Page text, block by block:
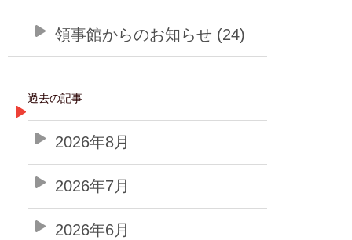
領事館からのお知らせ (24)
過去の記事
2026年8月
2026年7月
2026年6月